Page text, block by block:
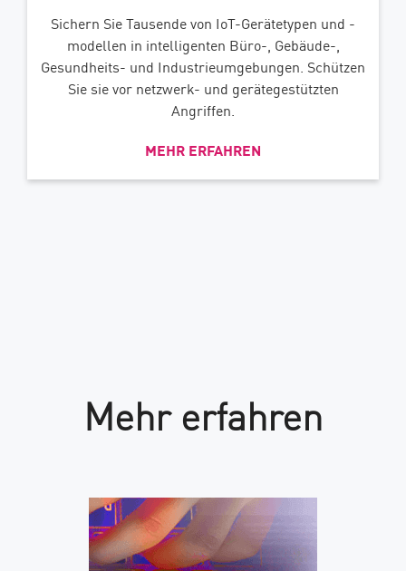
Sichern Sie Tausende von IoT-Gerätetypen und -
modellen in intelligenten Büro-, Gebäude-,
Gesundheits- und Industrieumgebungen. Schützen
Sie sie vor netzwerk- und gerätegestützten
Angriffen.
MEHR ERFAHREN
Mehr erfahren